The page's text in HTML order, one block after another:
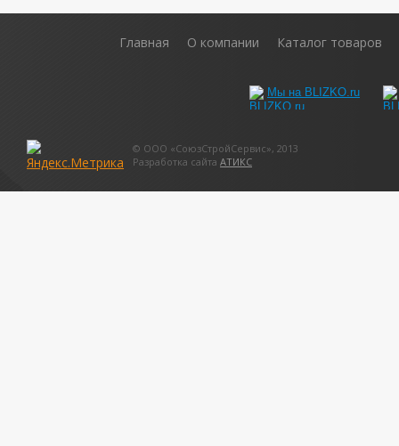
Главная О компании Каталог товаров
Мы на BLIZKO.ru
© ООО «СоюзСтройСервис», 2013
Разработка сайта АТИКС